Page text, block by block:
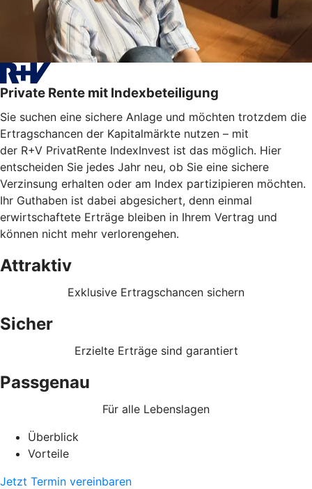
Private Rente mit Indexbeteiligung
Sie suchen eine sichere Anlage und möchten trotzdem die
Ertragschancen der Kapitalmärkte nutzen – mit
der R+V PrivatRente IndexInvest ist das möglich. Hier
entscheiden Sie jedes Jahr neu, ob Sie eine sichere
Verzinsung erhalten oder am Index partizipieren möchten.
Ihr Guthaben ist dabei abgesichert, denn einmal
erwirtschaftete Erträge bleiben in Ihrem Vertrag und
können nicht mehr verlorengehen.
Attraktiv
Exklusive Ertragschancen sichern
Sicher
Erzielte Erträge sind garantiert
Passgenau
Für alle Lebenslagen
Überblick
Vorteile
Jetzt Termin vereinbaren